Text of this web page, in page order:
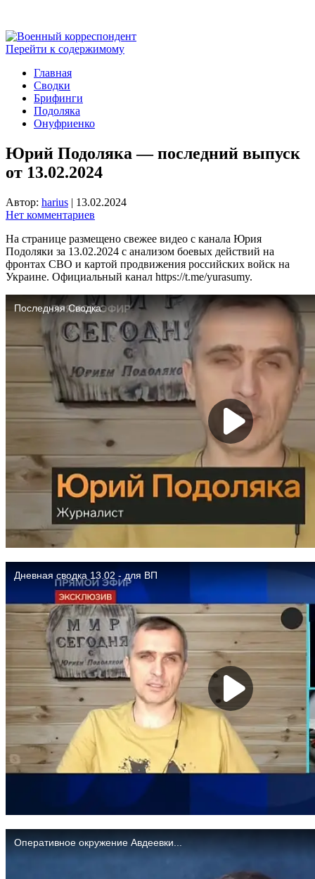
Перейти к содержимому
Главная
Сводки
Брифинги
Подоляка
Онуфриенко
Юрий Подоляка — последний выпуск
от 13.02.2024
Автор: harius | 13.02.2024
Нет комментариев
На странице размещено свежее видео с канала Юрия
Подоляки за 13.02.2024 с анализом боевых действий на
фронтах СВО и картой продвижения российских войск на
Украине. Официальный канал https://t.me/yurasumy.